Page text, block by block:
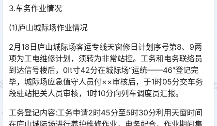
3.车务作业情况
(1)庐山城际场作业情况
2月18日庐山城际场客运专线天窗修日计划序号第8、9两
项为工电维修计划，须转为非常站控。工务和电务联络员
到达信号楼后，0It寸42分在城际场“运统——46″登记完
毕，城际场应急值守人员付××审核后，于1时05分交车务
段驻站把关人员审核，1时10分向列车调度员汇报。󠅅󠅃󠄵󠅂󠄪󠇖󠆨󠆨󠇕󠆞󠆒󠅬󠇘󠆭󠆘󠇙󠆝󠅵󠇗󠆭󠆁󠄐󠇗󠅹󠅸󠇖󠆍󠅳󠇖󠅹󠅰󠇖󠆌󠅹
工务登记内容:工务申请2时45分至5时30分利用天窗时间
在庐山城际场进行养护维修作业，电务配合，作业期间集